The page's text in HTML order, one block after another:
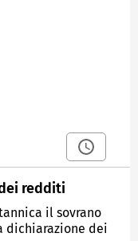
redditi
il sovrano
dichiarazione dei